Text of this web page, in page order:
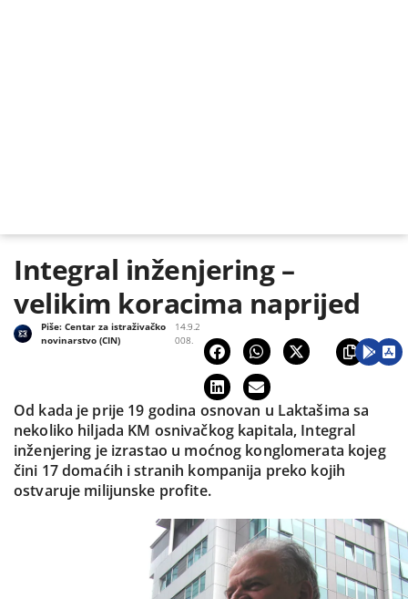
Integral inženjering –
velikim koracima naprijed
14.9.2
008.
Piše:Centar za istraživačko
novinarstvo (CIN)
Od kada je prije 19 godina osnovan u Laktašima sa
nekoliko hiljada KM osnivačkog kapitala, Integral
inženjering je izrastao u moćnog konglomerata kojeg
čini 17 domaćih i stranih kompanija preko kojih
ostvaruje milijunske profite.